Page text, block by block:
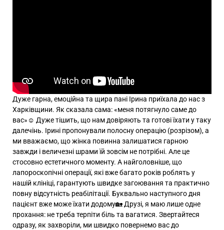
Дуже гарна, емоційна та щира пані Ірина приїхала до нас з
Харківщини. Як сказала сама: «меня потягнуло саме до
вас»☺️ Дуже тішить, що нам довіряють та готові їхати у таку
далечінь. Ірині пропонували полосну операцію (розрізом), а
ми вважаємо, що жінка повинна залишатися гарною
завжди і величезні шрами їй зовсім не потрібні. Але це
стосовно естетичного моменту. А найголовніше, що
лапороскопічні операції, які вже багато років роблять у
нашій клініці, гарантують швидке загоювання та практично
повну відсутність реабілітації. Буквально наступного дня
пацієнт вже може їхати додому🏡 Друзі, я маю лише одне
прохання: не треба терпіти біль та вагатися. Звертайтеся
одразу, як захворіли, ми швидко повернемо вас до